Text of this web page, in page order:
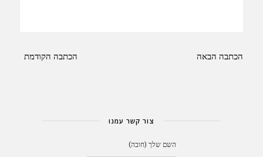
ניווט
הכתבה הבאה הכתבה הקודמת
צור קשר עמנו
השם שלך (חובה)